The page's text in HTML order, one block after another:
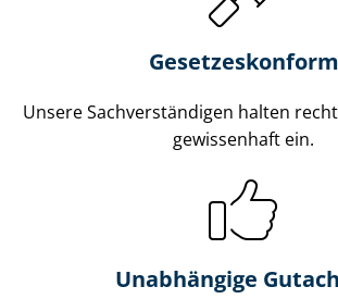
Gesetzes­konform
Unsere Sach­ver­stän­di­gen halten
gewissenhaft ein.
Unabhängige